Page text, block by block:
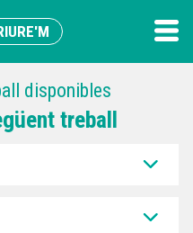
disponibles
treball